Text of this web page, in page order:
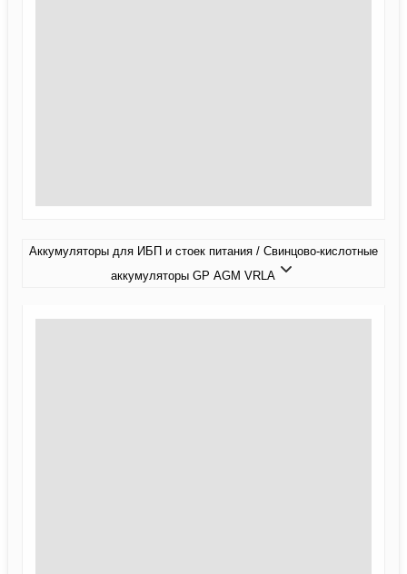
Аккумуляторы для ИБП и стоек питания / Свинцово-кислотные
аккумуляторы GP AGM VRLA